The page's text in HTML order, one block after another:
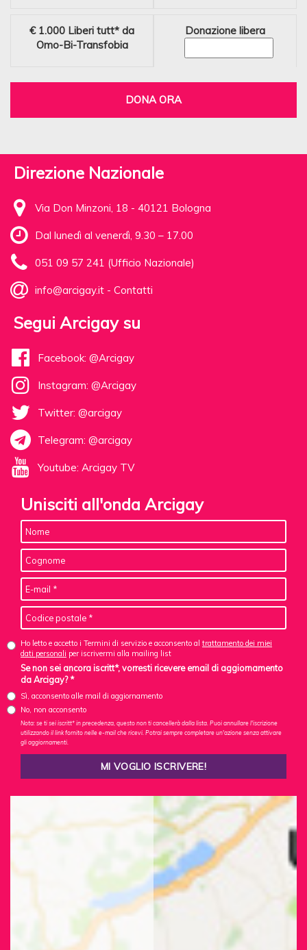
€ 1.000 Liberi tutt* da
Omo-Bi-Transfobia
Donazione libera
DONA ORA
Direzione Nazionale
Via Don Minzoni, 18 - 40121 Bologna
Dal lunedì al venerdì, 9.30 – 17.00
051 09 57 241 (Ufficio Nazionale)
info@arcigay.it - Contatti
Segui Arcigay su
Facebook: @Arcigay
Instagram: @Arcigay
Twitter: @arcigay
Telegram: @arcigay
Youtube: Arcigay TV
Unisciti all'onda Arcigay
Ho letto e accetto i Termini di servizio e acconsento al trattamento dei miei
dati personali per iscrivermi alla mailing list
Se non sei ancora iscritt*, vorresti ricevere email di aggiornamento
da Arcigay? *
Sì, acconsento alle mail di aggiornamento
No, non acconsento
Nota: se ti sei iscritt* in precedenza, questo non ti cancellerà dalla lista. Puoi annullare l'iscrizione
utilizzando il link fornito nelle e-mail che ricevi. Potrai sempre completare un'azione senza attivare
gli aggiornamenti.